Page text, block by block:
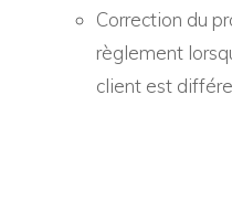
Correction du
règlement
client est